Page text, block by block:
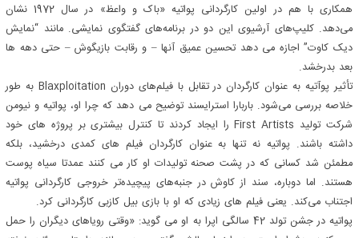
همکاری با هم در اولین کارگردانی پواتیه «باک و واعظ» در سال 1972 نشان
می‌دهد. کلیپ‌های آرشیوی این دو در برنامه‌های گفتگوی نمایشی. مانند “نمایش
دیک کاوت” اجازه می دهد تحسین عمیق آنها – و رقابت بازیگوش – حتی دهه ها
بعد بدرخشد.
تأثیر پوآتیه به عنوان کارگردان در تقابل با فیلم‌های دوران Blaxploitation به طور
خلاصه بررسی می‌شود. باربارا استرایسند توضیح می دهد که چرا او، پواتیه و نیومن
شرکت تولید First Artists را ایجاد کردند تا کنترل بیشتری بر پروژه های خود
داشته باشند. پواتیه نه تنها به عنوان کارگردان فیلم های کمدی درخشید، بلکه
مطمئن شد کسانی که در پشت صحنه تولیدات او کار می کنند عمدتا سیاه پوست
هستند. اما دوباره، سند از کاوش در جنبه‌های پیچیده‌تر خروجی کارگردانی پواتیه
اجتناب می‌کند. یعنی فیلم های زیادی که او با بازی بیل کازبی کارگردانی کرد.
پواتیه در جشن تولد 42 سالگی اپرا به او می گوید: «وقتی رویاهای دیگران را حمل